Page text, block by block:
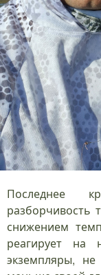
Последнее
разборчивость
снижением
реагирует на
экземпляры,